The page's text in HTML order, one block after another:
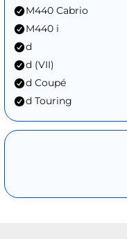
M440 Cabrio
M440 i
d
d (VII)
d Coupé
d Touring